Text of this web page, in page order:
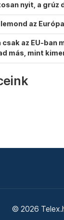
nyit, a grúz
az
csak az EU-ban
más, mint
© 2026